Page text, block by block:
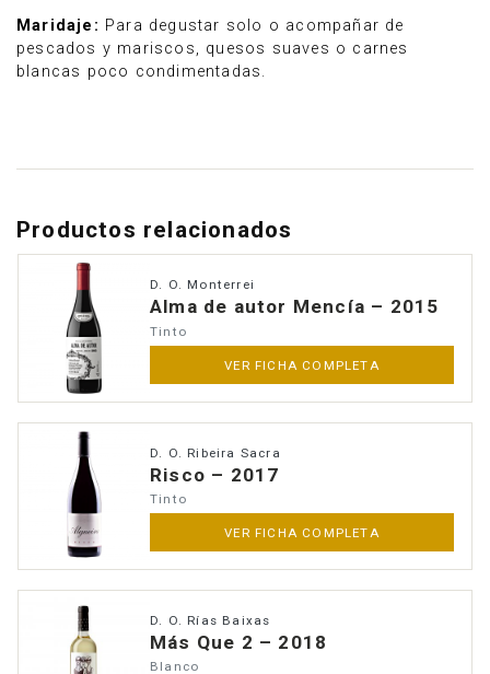
Maridaje: Para degustar solo o acompañar de
pescados y mariscos, quesos suaves o carnes
blancas poco condimentadas.
Productos relacionados
D. O. Monterrei
Alma de autor Mencía – 2015
Tinto
VER FICHA COMPLETA
D. O. Ribeira Sacra
Risco – 2017
Tinto
VER FICHA COMPLETA
D. O. Rías Baixas
Más Que 2 – 2018
Blanco